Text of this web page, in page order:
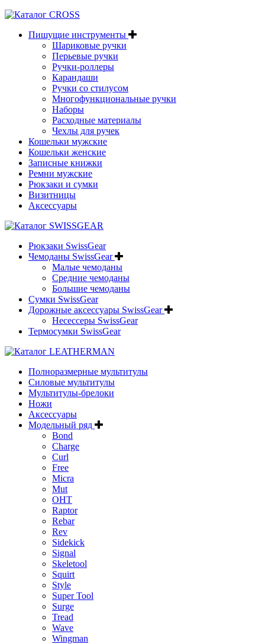
Пишущие инструменты
Шариковые ручки
Перьевые ручки
Ручки-роллеры
Карандаши
Ручки со стилусом
Многофункциональные ручки
Наборы
Расходные материалы
Чехлы для ручек
Кошельки мужские
Кошельки женские
Записные книжки
Ремни мужские
Рюкзаки и сумки
Визитницы
Аксессуары
Рюкзаки SwissGear
Чемоданы SwissGear
Малые чемоданы
Средние чемоданы
Большие чемоданы
Сумки SwissGear
Дорожные аксессуары SwissGear
Несессеры SwissGear
Термосумки SwissGear
Полноразмерные мультитулы
Силовые мультитулы
Мультитулы-брелоки
Ножи
Аксессуары
Модельный ряд
Bond
Charge
Curl
Free
Micra
Mut
OHT
Raptor
Rebar
Rev
Sidekick
Signal
Skeletool
Squirt
Style
Super Tool
Surge
Tread
Wave
Wingman